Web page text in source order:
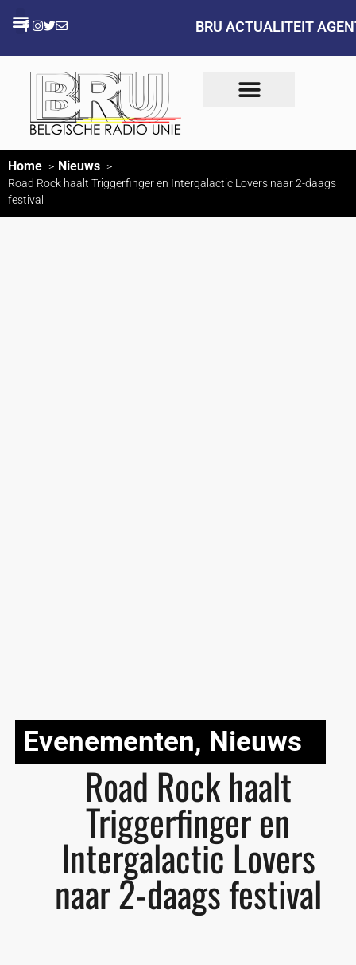
BRU ACTUALITEIT
Home Nieuws
Road Rock haalt Triggerfinger en Intergalactic Lovers naar 2-daags
festival
Evenementen, Nieuws
Road Rock haalt
Triggerfinger en
Intergalactic Lovers
naar 2-daags festival